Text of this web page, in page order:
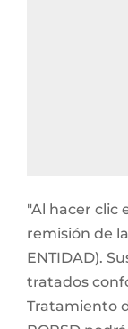
"Al hacer clic
remisión de
ENTIDAD).
tratados
Tratamiento